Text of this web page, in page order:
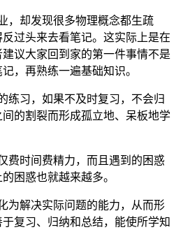
，却发现很多物理概念都生疏
过头来去看笔记。这实际上是在
议大家回到家的第一件事情不是
，再熟练一遍基础知识。
练习，如果不及时复习，不会归
的割裂而形成孤立地、呆板地学
费时间费精力，而且遇到的困惑
困惑也就越来越多。
为解决实际问题的能力，从而形
复习、归纳和总结，能使所学知